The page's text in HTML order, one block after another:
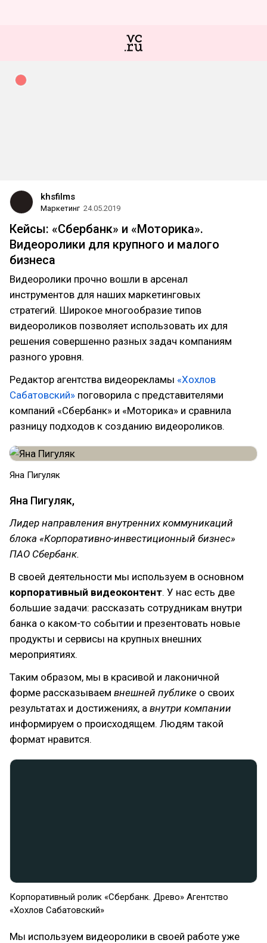
khsfilms
Маркетинг 24.05.2019
Кейсы: «Сбербанк» и «Моторика».
Видеоролики для крупного и малого
бизнеса
Видеоролики прочно вошли в арсенал
инструментов для наших маркетинговых
стратегий. Широкое многообразие типов
видеороликов позволяет использовать их для
решения совершенно разных задач компаниям
разного уровня.
Редактор агентства видеорекламы «Хохлов
Сабатовский» поговорила с представителями
компаний «Сбербанк» и «Моторика» и сравнила
разницу подходов к созданию видеороликов.
Яна Пигуляк
Яна Пигуляк,
Лидер направления внутренних коммуникаций
блока «Корпоративно-инвестиционный бизнес»
ПАО Сбербанк.
В своей деятельности мы используем в основном
корпоративный видеоконтент. У нас есть две
большие задачи: рассказать сотрудникам внутри
банка о каком-то событии и презентовать новые
продукты и сервисы на крупных внешних
мероприятиях.
Таким образом, мы в красивой и лаконичной
форме рассказываем внешней публике о своих
результатах и достижениях, а внутри компании
информируем о происходящем. Людям такой
формат нравится.
Корпоративный ролик «Сбербанк. Древо» Агентство
«Хохлов Сабатовский»
Мы используем видеоролики в своей работе уже